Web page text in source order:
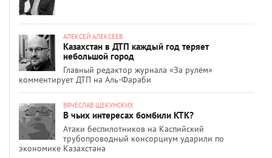
АЛЕКСЕЙ АЛЕКСЕЕВ
Казахстан в ДТП каждый год теряет
небольшой город
Главный редактор журнала «За рулём»
комментирует ДТП на Аль-Фараби
ВЯЧЕСЛАВ ЩЕКУНСКИХ
В чьих интересах бомбили КТК?
Атаки беспилотников на Каспийский
трубопроводный консорциум ударили по
экономике Казахстана